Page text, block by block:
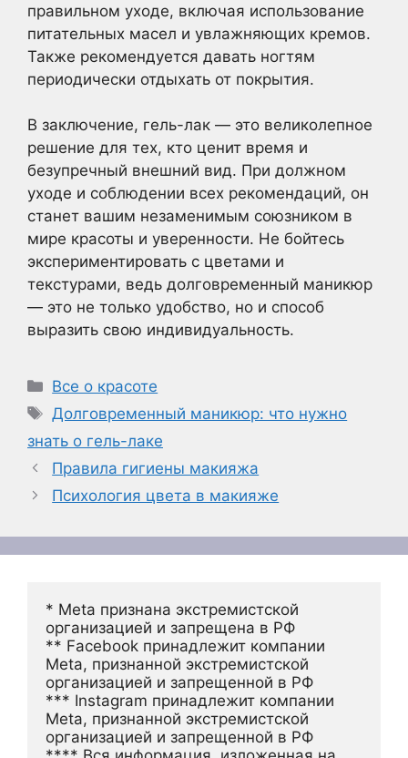
правильном уходе, включая использование
питательных масел и увлажняющих кремов.
Также рекомендуется давать ногтям
периодически отдыхать от покрытия.
В заключение, гель-лак — это великолепное
решение для тех, кто ценит время и
безупречный внешний вид. При должном
уходе и соблюдении всех рекомендаций, он
станет вашим незаменимым союзником в
мире красоты и уверенности. Не бойтесь
экспериментировать с цветами и
текстурами, ведь долговременный маникюр
— это не только удобство, но и способ
выразить свою индивидуальность.
Рубрики
Все о красоте
Метки
Долговременный маникюр: что нужно
знать о гель-лаке
Правила гигиены макияжа
Психология цвета в макияже
* Meta признана экстремистской
организацией и запрещена в РФ
** Facebook принадлежит компании
Meta, признанной экстремистской
организацией и запрещенной в РФ
*** Instagram принадлежит компании
Meta, признанной экстремистской
организацией и запрещенной в РФ